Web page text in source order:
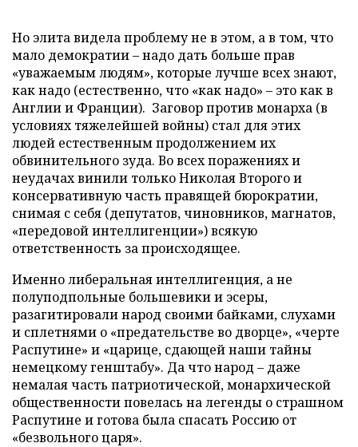
Но элита видела проблему не в этом, а в том, что
мало демократии – надо дать больше прав
«уважаемым людям», которые лучше всех знают,
как надо (естественно, что «как надо» – это как в
Англии и Франции). Заговор против монарха (в
условиях тяжелейшей войны) стал для этих
людей естественным продолжением их
обвинительного зуда. Во всех поражениях и
неудачах винили только Николая Второго и
консервативную часть правящей бюрократии,
снимая с себя (депутатов, чиновников, магнатов,
«передовой интеллигенции») всякую
ответственность за происходящее.
Именно либеральная интеллигенция, а не
полуподпольные большевики и эсеры,
разагитировали народ своими байками, слухами
и сплетнями о «предательстве во дворце», «черте
Распутине» и «царице, сдающей наши тайны
немецкому генштабу». Да что народ – даже
немалая часть патриотической, монархической
общественности повелась на легенды о страшном
Распутине и готова была спасать Россию от
«безвольного царя».